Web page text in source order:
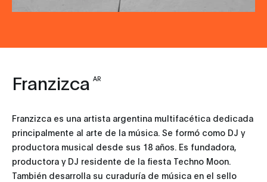
Franzizca AR
Franzizca es una artista argentina multifacética dedicada
principalmente al arte de la música. Se formó como DJ y
productora musical desde sus 18 años. Es fundadora,
productora y DJ residente de la fiesta Techno Moon.
También desarrolla su curaduría de música en el sello